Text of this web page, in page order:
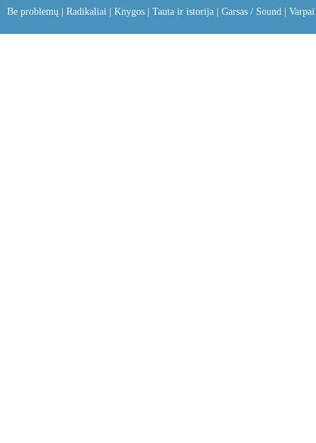
Be problemų Radikaliai Knygos Tauta ir istorija Garsas / Sound Varpai